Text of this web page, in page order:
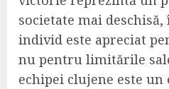
societate mai
individ este apreciat
nu pentru limitările
echipei clujene este un